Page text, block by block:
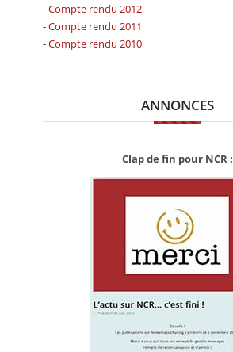
-Compte rendu 2012
-Compte rendu 2011
-Compte rendu 2010
ANNONCES
Clap de fin pour NCR :